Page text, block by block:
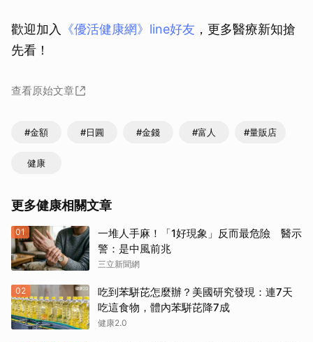
歡迎加入 《優活健康網》line好友 ，更多醫療新知搶
先看！
查看原始文章
#金額 #日圓 #金錢 #富人 #量販店
健康
更多健康相關文章
01
一堆人手麻！「1好現象」反而最危險 醫示
警：是中風前兆
三立新聞網
02
吃到苯駢芘怎麼辦？美國研究發現：連7天
吃這食物，體內苯駢芘降7成
健康2.0